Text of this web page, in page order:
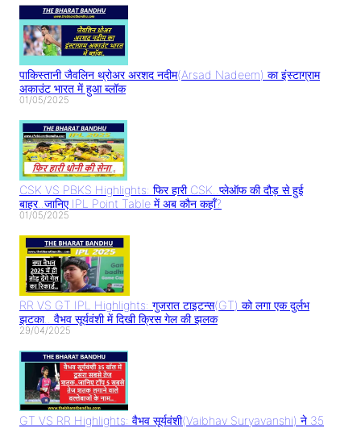
पाकिस्तानी जैवलिन थ्रोअर अरशद नदीम(Arsad Nadeem) का इंस्टाग्राम
अकाउंट भारत में हुआ ब्लॉक
01/05/2025
CSK VS PBKS Highlights: फिर हारी CSK..प्लेऑफ की दौड़ से हुई
बाहर..जानिए IPL Point Table में अब कौन कहाँ?
01/05/2025
RR VS GT IPL Highlights: गुजरात टाइटन्स(GT) को लगा एक दुर्लभ
झटका.. वैभव सूर्यवंशी में दिखी क्रिस गेल की झलक
29/04/2025
GT VS RR Highlights: वैभव सूर्यवंशी(Vaibhav Suryavanshi) ने 35